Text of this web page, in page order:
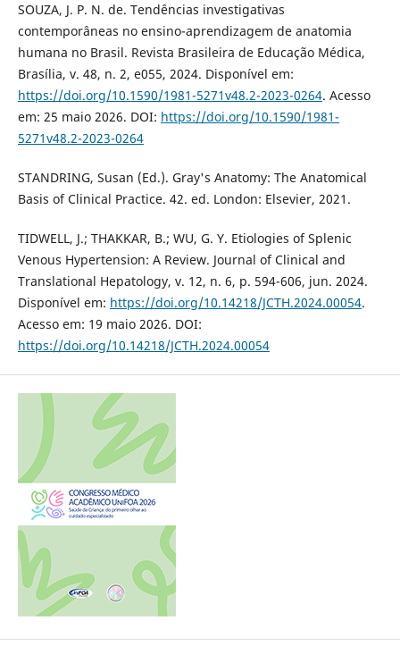
SOUZA, J. P. N. de. Tendências investigativas
contemporâneas no ensino-aprendizagem de anatomia
humana no Brasil. Revista Brasileira de Educação Médica,
Brasília, v. 48, n. 2, e055, 2024. Disponível em:
https://doi.org/10.1590/1981-5271v48.2-2023-0264. Acesso
em: 25 maio 2026. DOI: https://doi.org/10.1590/1981-
5271v48.2-2023-0264
STANDRING, Susan (Ed.). Gray's Anatomy: The Anatomical
Basis of Clinical Practice. 42. ed. London: Elsevier, 2021.
TIDWELL, J.; THAKKAR, B.; WU, G. Y. Etiologies of Splenic
Venous Hypertension: A Review. Journal of Clinical and
Translational Hepatology, v. 12, n. 6, p. 594-606, jun. 2024.
Disponível em: https://doi.org/10.14218/JCTH.2024.00054.
Acesso em: 19 maio 2026. DOI:
https://doi.org/10.14218/JCTH.2024.00054